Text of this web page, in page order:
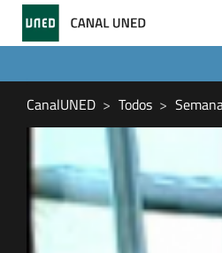
CanalUNED Todos